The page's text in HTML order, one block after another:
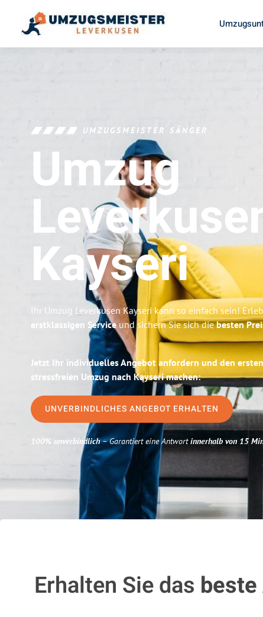
UMZUGSMEISTER SÄNGER
Umzug
Kayseri
Ihr Umzug Leverkusen Kayseri kann so einfach sein!
erstklassigen Serviceund sichern Sie sich diebesten
Jetzt Ihr individuelles Angebot anfordern und den
stressfreien Umzug nach Kayseri machen:
UNVERBINDLICHES ANGEBOT ERHALTEN
100% unverbindlich– Garantiert eine Antwortinnerhalb von 15
Erhalten Sie das